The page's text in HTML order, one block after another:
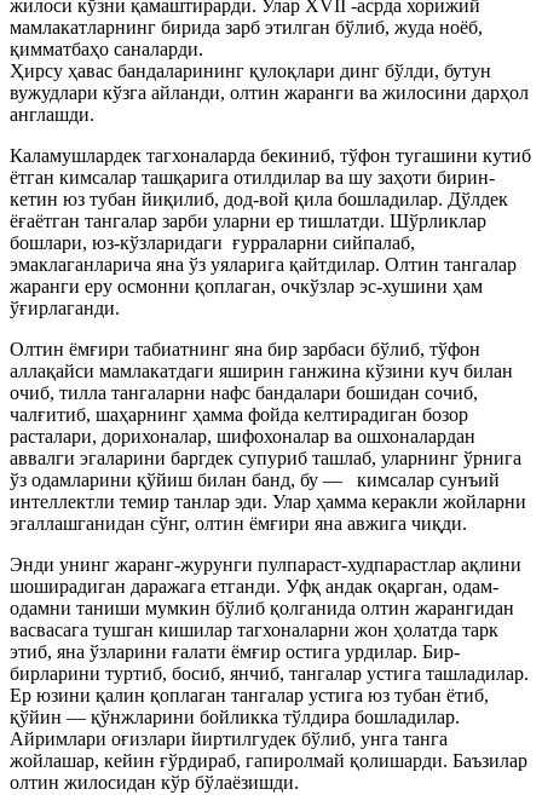
жилоси кўзни қамаштирарди. Улар ХVII -асрда хорижий
мамлакатларнинг бирида зарб этилган бўлиб, жуда ноёб,
қимматбаҳо саналарди.
Ҳирсу ҳавас бандаларининг қулоқлари динг бўлди, бутун
вужудлари кўзга айланди, олтин жаранги ва жилосини дарҳол
англашди.
Каламушлардек тагхоналарда бекиниб, тўфон тугашини кутиб
ётган кимсалар ташқарига отилдилар ва шу заҳоти бирин-
кетин юз тубан йиқилиб, дод-вой қила бошладилар. Дўлдек
ёғаётган тангалар зарби уларни ер тишлатди. Шўрликлар
бошлари, юз-кўзларидаги ғурраларни сийпалаб,
эмаклаганларича яна ўз уяларига қайтдилар. Олтин тангалар
жаранги еру осмонни қоплаган, очкўзлар эс-хушини ҳам
ўғирлаганди.
Олтин ёмғири табиатнинг яна бир зарбаси бўлиб, тўфон
аллақайси мамлакатдаги яширин ганжина кўзини куч билан
очиб, тилла тангаларни нафс бандалари бошидан сочиб,
чалғитиб, шаҳарнинг ҳамма фойда келтирадиган бозор
расталари, дорихоналар, шифохоналар ва ошхоналардан
аввалги эгаларини баргдек супуриб ташлаб, уларнинг ўрнига
ўз одамларини қўйиш билан банд, бу — кимсалар сунъий
интеллектли темир танлар эди. Улар ҳамма керакли жойларни
эгаллашганидан сўнг, олтин ёмғири яна авжига чиқди.
Энди унинг жаранг-журунги пулпараст-худпарастлар ақлини
шоширадиган даражага етганди. Уфқ андак оқарган, одам-
одамни таниши мумкин бўлиб қолганида олтин жарангидан
васвасага тушган кишилар тагхоналарни жон ҳолатда тарк
этиб, яна ўзларини ғалати ёмғир остига урдилар. Бир-
бирларини туртиб, босиб, янчиб, тангалар устига ташладилар.
Ер юзини қалин қоплаган тангалар устига юз тубан ётиб,
қўйин — қўнжларини бойликка тўлдира бошладилар.
Айримлари оғизлари йиртилгудек бўлиб, унга танга
жойлашар, кейин ғўрдираб, гапиролмай қолишарди. Баъзилар
олтин жилосидан кўр бўлаёзишди.